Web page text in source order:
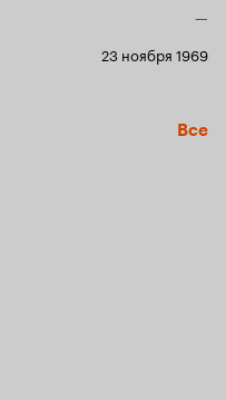
—
23 ноября 1969
Все